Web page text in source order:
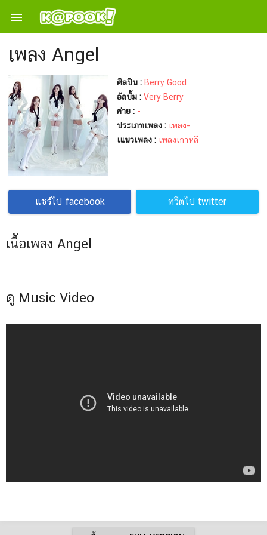

เพลง Angel
ศิลปิน : Berry Good
อัลบั้ม : Very Berry
ค่าย : -
ประเภทเพลง : เพลง-
เแนวเพลง : เพลงเกาหลี
แชร์ไป facebook ทวีตไป twitter
เนื้อเพลง Angel
ดู Music Video